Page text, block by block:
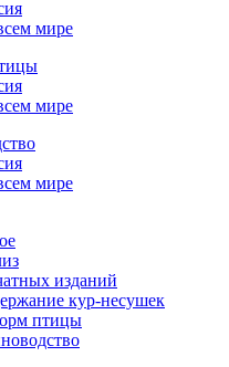
мире
мире
мире
изданий
кур-несушек
птицы